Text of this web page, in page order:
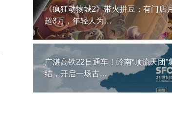
《疯狂动物城2》带火拼豆：有门店
超3万，年轻人为…
广湛高铁22日通车！岭南“顶流天团”
结，开启一场古…